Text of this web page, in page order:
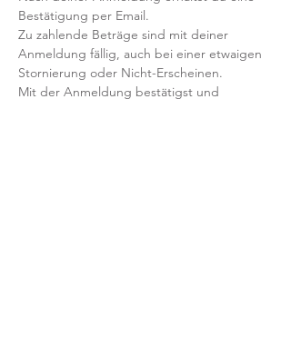
Bestätigung per Email.
Zu zahlende Beträge sind mit deiner
Anmeldung fällig, auch bei einer etwaigen
Stornierung oder Nicht-Erscheinen.
Mit der Anmeldung bestätigst und